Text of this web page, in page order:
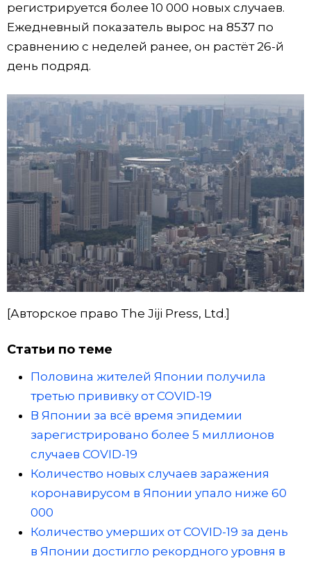
От редакции
регистрируется более 10 000 новых случаев.
Ежедневный показатель вырос на 8537 по
сравнению с неделей ранее, он растёт 26-й
день подряд.
[Авторское право The Jiji Press, Ltd.]
Статьи по теме
Половина жителей Японии получила
третью прививку от COVID-19
В Японии за всё время эпидемии
зарегистрировано более 5 миллионов
случаев COVID-19
Количество новых случаев заражения
коронавирусом в Японии упало ниже 60
000
Количество умерших от COVID-19 за день
в Японии достигло рекордного уровня в